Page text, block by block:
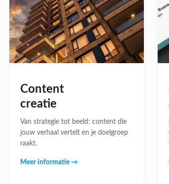
Content
creatie
Van strategie tot beeld: content die
jouw verhaal vertelt en je doelgroep
raakt.
Meer informatie →